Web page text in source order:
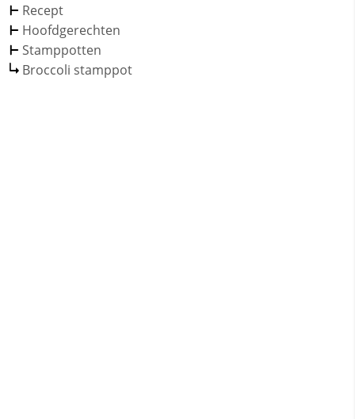
Recept
Hoofdgerechten
Stamppotten
Broccoli stamppot